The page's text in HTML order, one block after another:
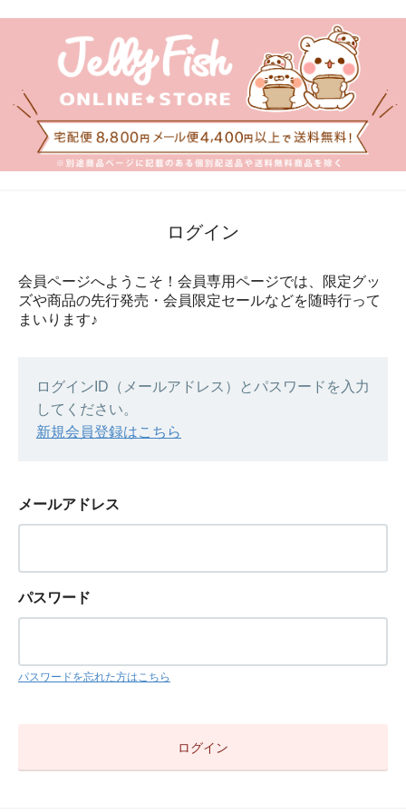
ログイン
会員ページへようこそ！会員専用ページでは、限定グッ
ズや商品の先行発売・会員限定セールなどを随時行って
まいります♪
ログインID（メールアドレス）とパスワードを入力
してください。
新規会員登録はこちら
メールアドレス
パスワード
パスワードを忘れた方はこちら